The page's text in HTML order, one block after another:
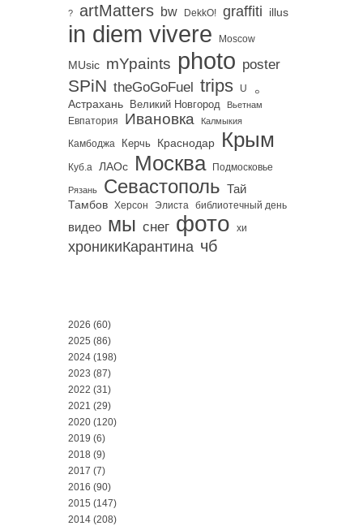
? artMatters bw DekkO! graffiti illus
in diem vivere Moscow
MUsic mYpaints photo poster
SPiN theGoGoFuel trips U 。
Астрахань Великий Новгород Вьетнам
Евпатория Ивановка Калмыкия
Камбоджа Керчь Краснодар Крым
Куб.а ЛАОс Москва Подмосковье
Рязань Севастополь Тай
Тамбов Херсон Элиста библиотечный день
видео мы снег фото хи
хроникиКарантина чб
2026 (60)
2025 (86)
2024 (198)
2023 (87)
2022 (31)
2021 (29)
2020 (120)
2019 (6)
2018 (9)
2017 (7)
2016 (90)
2015 (147)
2014 (208)